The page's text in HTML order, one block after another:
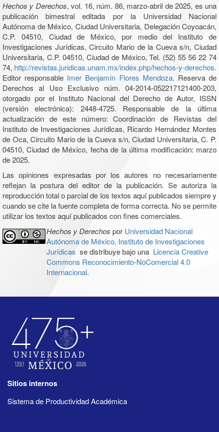
Hechos y Derechos, vol. 16, núm. 86, marzo-abril de 2025, es una
publicación bimestral editada por la Universidad Nacional
Autónoma de México, Ciudad Universitaria, Delegación Coyoacán,
C.P. 04510, Ciudad de México, por medio del Instituto de
Investigaciones Jurídicas, Circuito Mario de la Cueva s/n, Ciudad
Universitaria, C.P. 04510, Ciudad de México, Tel. (52) 55 56 22 74
74, http://revistas.juridicas.unam.mx/index.php/hechos-y-derechos.
Editor responsable Imer Benjamín Flores Mendoza. Reserva de
Derechos al Uso Exclusivo núm. 04-2014-052217121400-203,
otorgado por el Instituto Nacional del Derecho de Autor, ISSN
(versión electrónica): 2448-4725. Responsable de la última
actualización de este número: Coordinación de Revistas del
Instituto de Investigaciones Jurídicas, Ricardo Hernández Montes
de Oca, Circuito Mario de la Cueva s/n, Ciudad Universitaria, C. P.
04510, Ciudad de México, fecha de la última modificación: marzo
de 2025.
Las opiniones expresadas por los autores no necesariamente
reflejan la postura del editor de la publicación. Se autoriza la
reproducción total o parcial de los textos aquí publicados siempre y
cuando se cite la fuente completa de forma correcta. No se permite
utilizar los textos aquí publicados con fines comerciales.
Hechos y Derechos por Universidad Nacional
Autónoma de México, Instituto de Investigaciones
Jurídicas se distribuye bajo una Licencia Creative
Commons Reconocimiento-NoComercial 4.0
Internacional.
Sitios internos
Sistema de Productividad Académica